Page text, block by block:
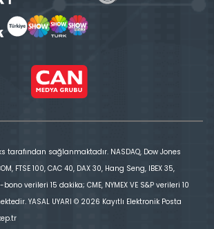
tarafından sağlanmaktadır. NASDAQ, Dow Jones
FTSE 100, CAC 40, DAX 30, Hang Seng, IBEX 35,
bono verileri 15 dakika; CME, NYMEX VE S&P verileri 10
YASAL UYARI © 2026 Kayıtlı Elektronik Posta